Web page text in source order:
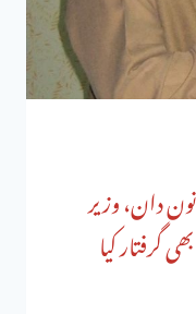
دان، وزیر
گرفتار کیا